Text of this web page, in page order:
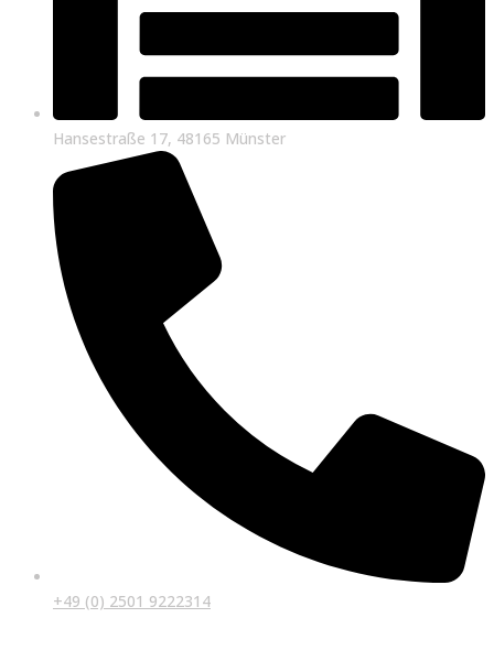
Hansestraße 17, 48165 Münster
+49 (0) 2501 9222314